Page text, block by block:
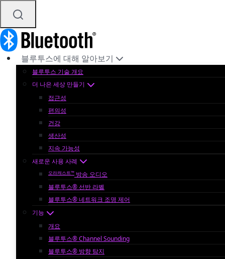
블루투스에 대해 알아보기
블루투스 기술 개요
더 나은 세상 만들기
접근성
편의성
건강
생산성
지속 가능성
새로운 사용 사례
오라캐스트™ 방송 오디오
블루투스® 선반 라벨
블루투스® 네트워크 조명 제어
기능
개요
블루투스® Channel Sounding
블루투스® 방향 탐지